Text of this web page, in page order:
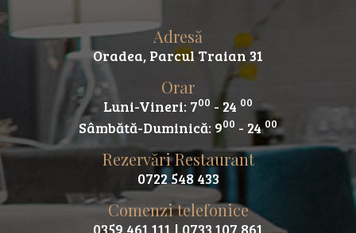
Adresă
Oradea, Parcul Traian 31
Orar
Luni-Vineri: 700 - 24 00
Sâmbătă-Duminică: 900 - 2400
Rezervări Restaurant
0722 548 433
Comenzi telefonice
0359 461 111 | 0733 107 861